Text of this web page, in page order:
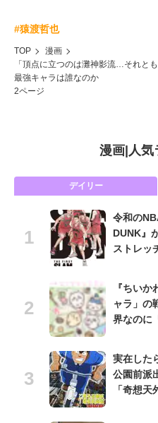
#猿渡哲也
TOP
漫画
「頂点に立つのは灘神影流…それと
最強キャラは誰なのか
2ページ
漫画| 人気
デイリー
令和の
DUNK』
ストレッ
『ちい
ャラ」の
界なのに
実在した
公園前派
「奇想天